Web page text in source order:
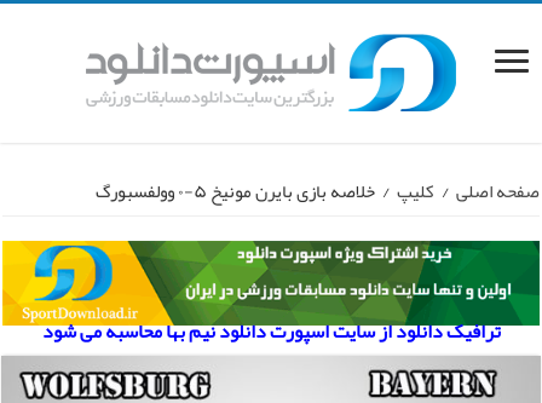
صفحه اصلی / کلیپ / خلاصه بازی بایرن مونیخ ۵-۰ وولفسبورگ
ترافیک دانلود از سایت اسپورت دانلود نیم بها محاسبه می شود